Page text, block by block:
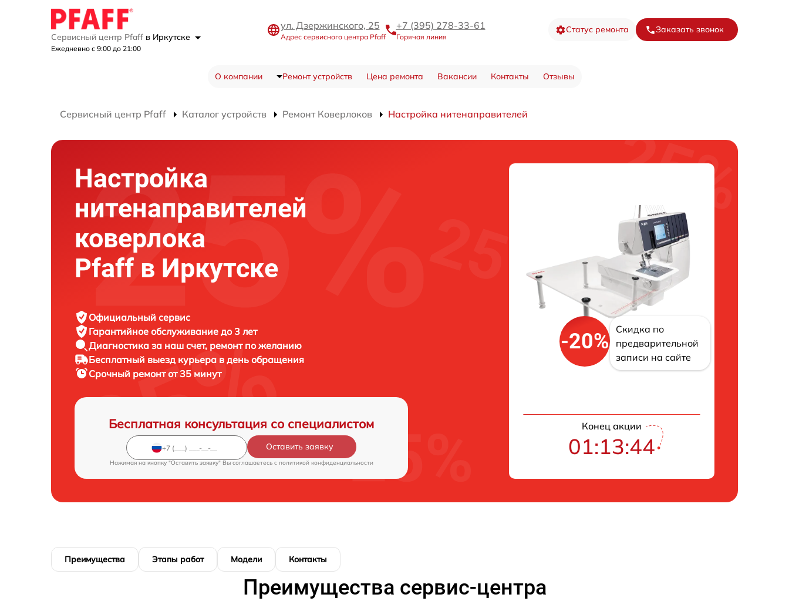
Сервисный центр Pfaff в Иркутске
Ежедневно с 9:00 до 21:00
ул. Дзержинского, 25
Адрес сервисного центра Pfaff
+7 (395) 278-33-61
Горячая линия
Статус ремонта Заказать звонок
О компании Ремонт устройств Цена ремонта Вакансии Контакты Отзывы
Сервисный центр Pfaff Каталог устройств Ремонт Коверлоков Настройка нитенаправителей
Настройка
нитенаправителей
коверлока
Pfaff в Иркутске
Официальный сервис
Гарантийное обслуживание до 3 лет
Диагностика за наш счет, ремонт по желанию
Бесплатный выезд курьера в день обращения
Срочный ремонтот 35 минут
Бесплатная консультация со специалистом
Оставить заявку
Нажимая на кнопку "Оставить заявку" Вы соглашаетесь c политикой конфиденциальности
-20%
Скидка по
предварительной
записи на сайте
Конец акции
01:13:43
Преимущества Этапы работ Модели Контакты
Преимущества сервис-центра